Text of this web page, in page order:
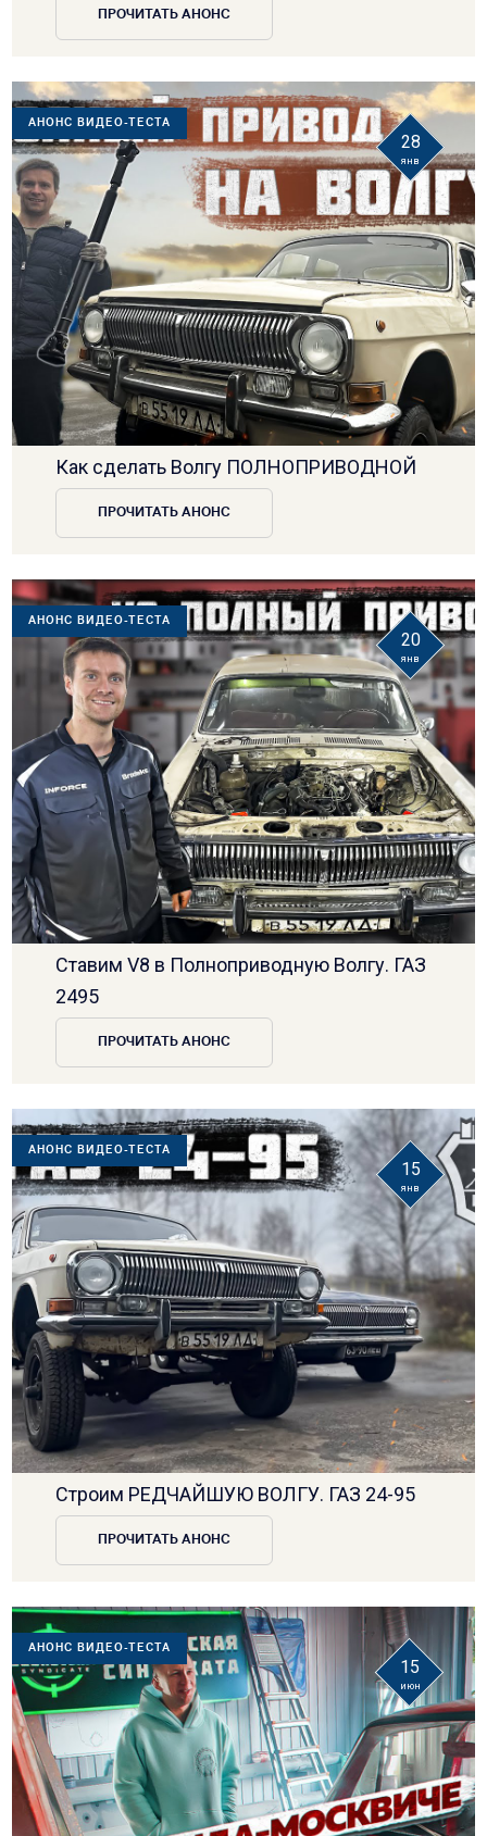
ПРОЧИТАТЬ АНОНС
АНОНС ВИДЕО-ТЕСТА
28
янв
Как сделать Волгу ПОЛНОПРИВОДНОЙ
ПРОЧИТАТЬ АНОНС
АНОНС ВИДЕО-ТЕСТА
20
янв
Ставим V8 в Полноприводную Волгу. ГАЗ
2495
ПРОЧИТАТЬ АНОНС
АНОНС ВИДЕО-ТЕСТА
15
янв
Строим РЕДЧАЙШУЮ ВОЛГУ. ГАЗ 24-95
ПРОЧИТАТЬ АНОНС
АНОНС ВИДЕО-ТЕСТА
15
июн